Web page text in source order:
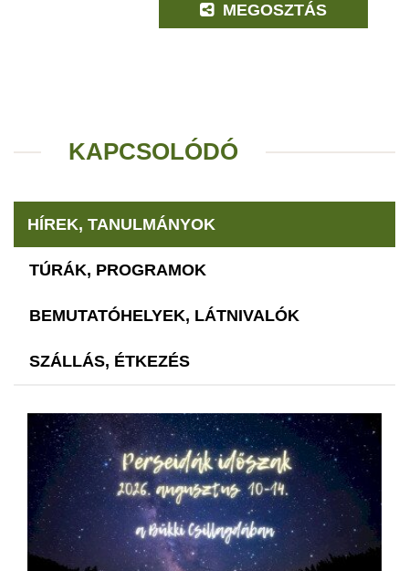
MEGOSZTÁS
KAPCSOLÓDÓ
HÍREK, TANULMÁNYOK
TÚRÁK, PROGRAMOK
BEMUTATÓHELYEK, LÁTNIVALÓK
SZÁLLÁS, ÉTKEZÉS